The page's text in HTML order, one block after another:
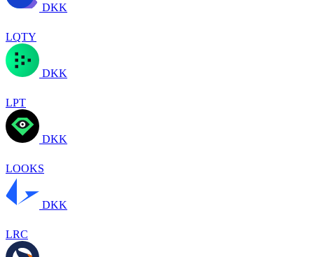
DKK
LQTY
DKK
LPT
DKK
LOOKS
DKK
LRC